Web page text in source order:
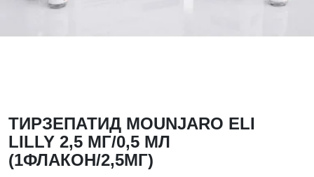
ТИРЗЕПАТИД MOUNJARO ELI
LILLY 2,5 МГ/0,5 МЛ
(1ФЛАКОН/2,5МГ)